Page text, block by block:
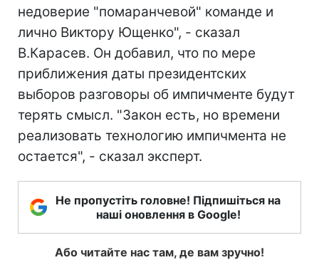
недоверие "помаранчевой" команде и
лично Виктору Ющенко", - сказал
В.Карасев. Он добавил, что по мере
приближения даты президентских
выборов разговоры об импичменте будут
терять смысл. "Закон есть, но времени
реализовать технологию импичмента не
остается", - сказал эксперт.
Не пропустіть головне! Підпишіться на
наші оновлення в Google!
Або читайте нас там, де вам зручно!